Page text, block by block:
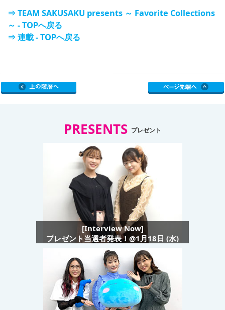
⇒ TEAM SAKUSAKU presents ～ Favorite Collections
～ - TOPへ戻る
⇒ 連載 - TOPへ戻る
PRESENTS プレゼント
[Interview Now]
プレゼント当選者発表！@1月18日 (水)